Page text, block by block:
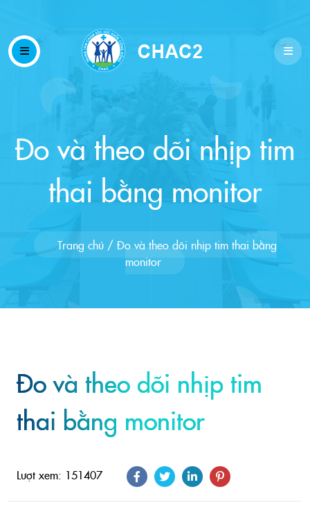
Đo và theo dõi nhịp tim
thai bằng monitor
Trang chủ / Đo và theo dõi nhịp tim thai bằng
monitor
Đo và theo dõi nhịp tim
thai bằng monitor
Lượt xem: 151407